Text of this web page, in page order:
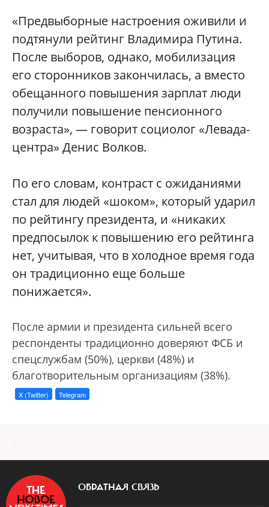
«Предвыборные настроения оживили и
подтянули рейтинг Владимира Путина.
После выборов, однако, мобилизация
его сторонников закончилась, а вместо
обещанного повышения зарплат люди
получили повышение пенсионного
возраста», — говорит социолог «Левада-
центра» Денис Волков.
По его словам, контраст с ожиданиями
стал для людей «шоком», который ударил
по рейтингу президента, и «никаких
предпосылок к повышению его рейтинга
нет, учитывая, что в холодное время года
он традиционно еще больше
понижается».
После армии и президента сильней всего
респонденты традиционно доверяют ФСБ и
спецслужбам (50%), церкви (48%) и
благотворительным организациям (38%).
X (Twitter) Telegram
ОБРАТНАЯ СВЯЗЬ